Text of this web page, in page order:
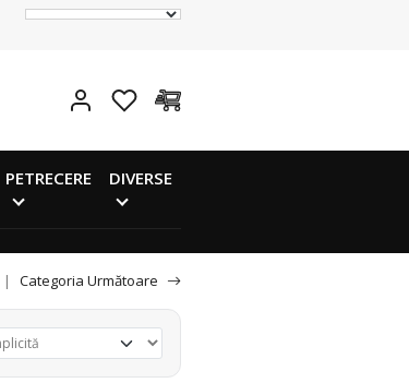
PETRECERE DIVERSE
| Categoria Următoare